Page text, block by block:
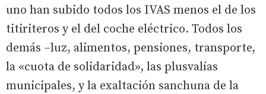
uno han subido todos los IVAS menos el de los
titiriteros y el del coche eléctrico. Todos los
demás –luz, alimentos, pensiones, transporte,
la «cuota de solidaridad», las plusvalías
municipales, y la exaltación sanchuna de la